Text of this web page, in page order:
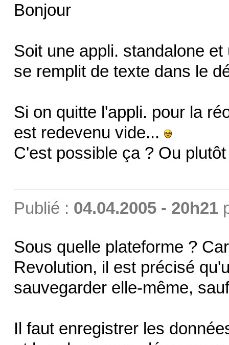
Bonjour
Soit une appli. standalone
se remplit de texte dans le
Si on quitte l'appli. pour la
est redevenu vide...
C'est possible ça ? Ou
Publié : 04.04.2005 - 20h21
Sous quelle plateforme ?
Revolution, il est précisé
sauvegarder elle-même,
Il faut enregistrer les